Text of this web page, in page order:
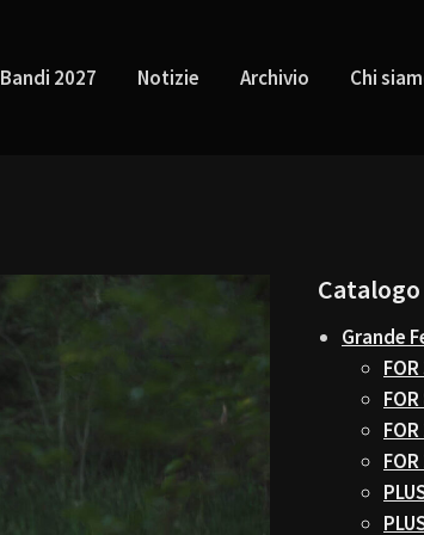
Bandi 2027 Notizie Archivio Chi
Grande